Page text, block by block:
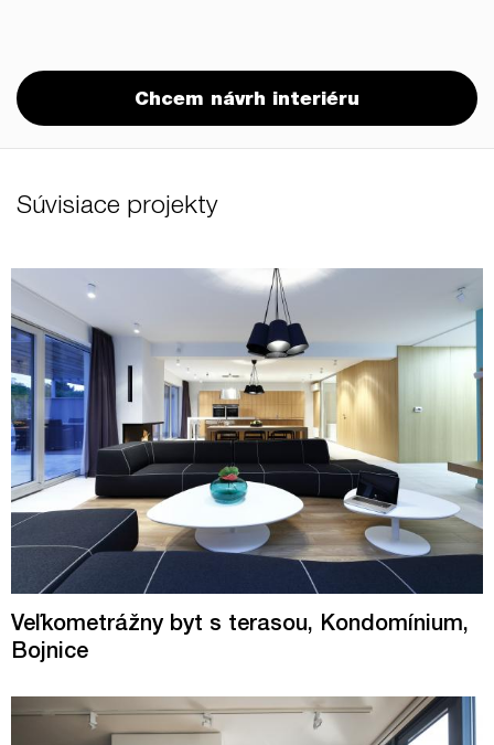
Chcem návrh interiéru
Súvisiace projekty
Veľkometrážny byt s terasou, Kondomínium,
Bojnice